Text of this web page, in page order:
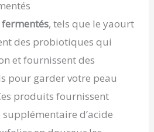
, tels que le yaourt
des probiotiques qui
et fournissent des
pour garder votre peau
produits fournissent
d’acide